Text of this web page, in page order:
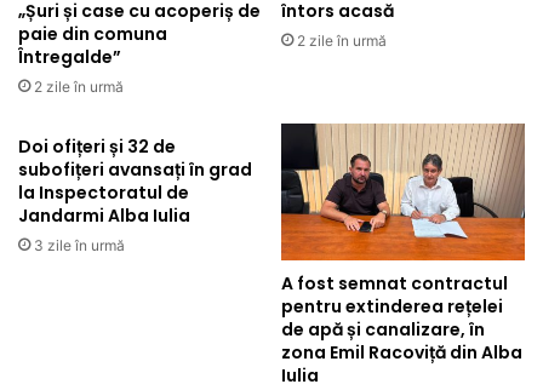
„Șuri și case cu acoperiș de
paie din comuna
Întregalde”
2 zile în urmă
întors acasă
2 zile în urmă
Doi ofițeri și 32 de
subofițeri avansați în grad
la Inspectoratul de
Jandarmi Alba Iulia
3 zile în urmă
A fost semnat contractul
pentru extinderea rețelei
de apă și canalizare, în
zona Emil Racoviță din Alba
Iulia